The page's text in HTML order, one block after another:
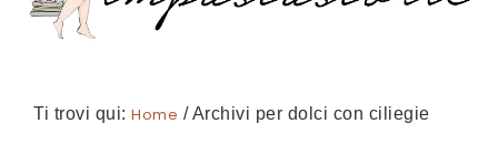
Ti trovi qui: Home /Archivi per dolci con ciliegie